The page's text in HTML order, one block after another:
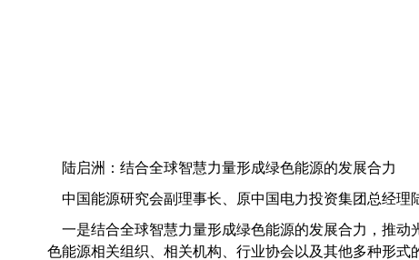
陆启洲 ：结合全球智慧力量形成绿色能源的发展合力
中国能源研究会副理事长、原中国电力投资集团总经理
一是结合全球智慧力量形成绿色能源的发展合力，推
色能源相关组织、相关机构、行业协会以及其他多种形